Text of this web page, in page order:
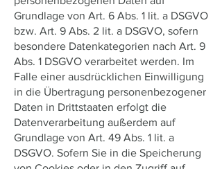
Grundlage von Art. 6 Abs. 1 lit. a DSGVO
bzw. Art. 9 Abs. 2 lit. a DSGVO, sofern
besondere Datenkategorien nach Art. 9
Abs. 1 DSGVO verarbeitet werden. Im
Falle einer ausdrücklichen Einwilligung
in die Übertragung personenbezogener
Daten in Drittstaaten erfolgt die
Datenverarbeitung außerdem auf
Grundlage von Art. 49 Abs. 1 lit. a
DSGVO. Sofern Sie in die Speicherung